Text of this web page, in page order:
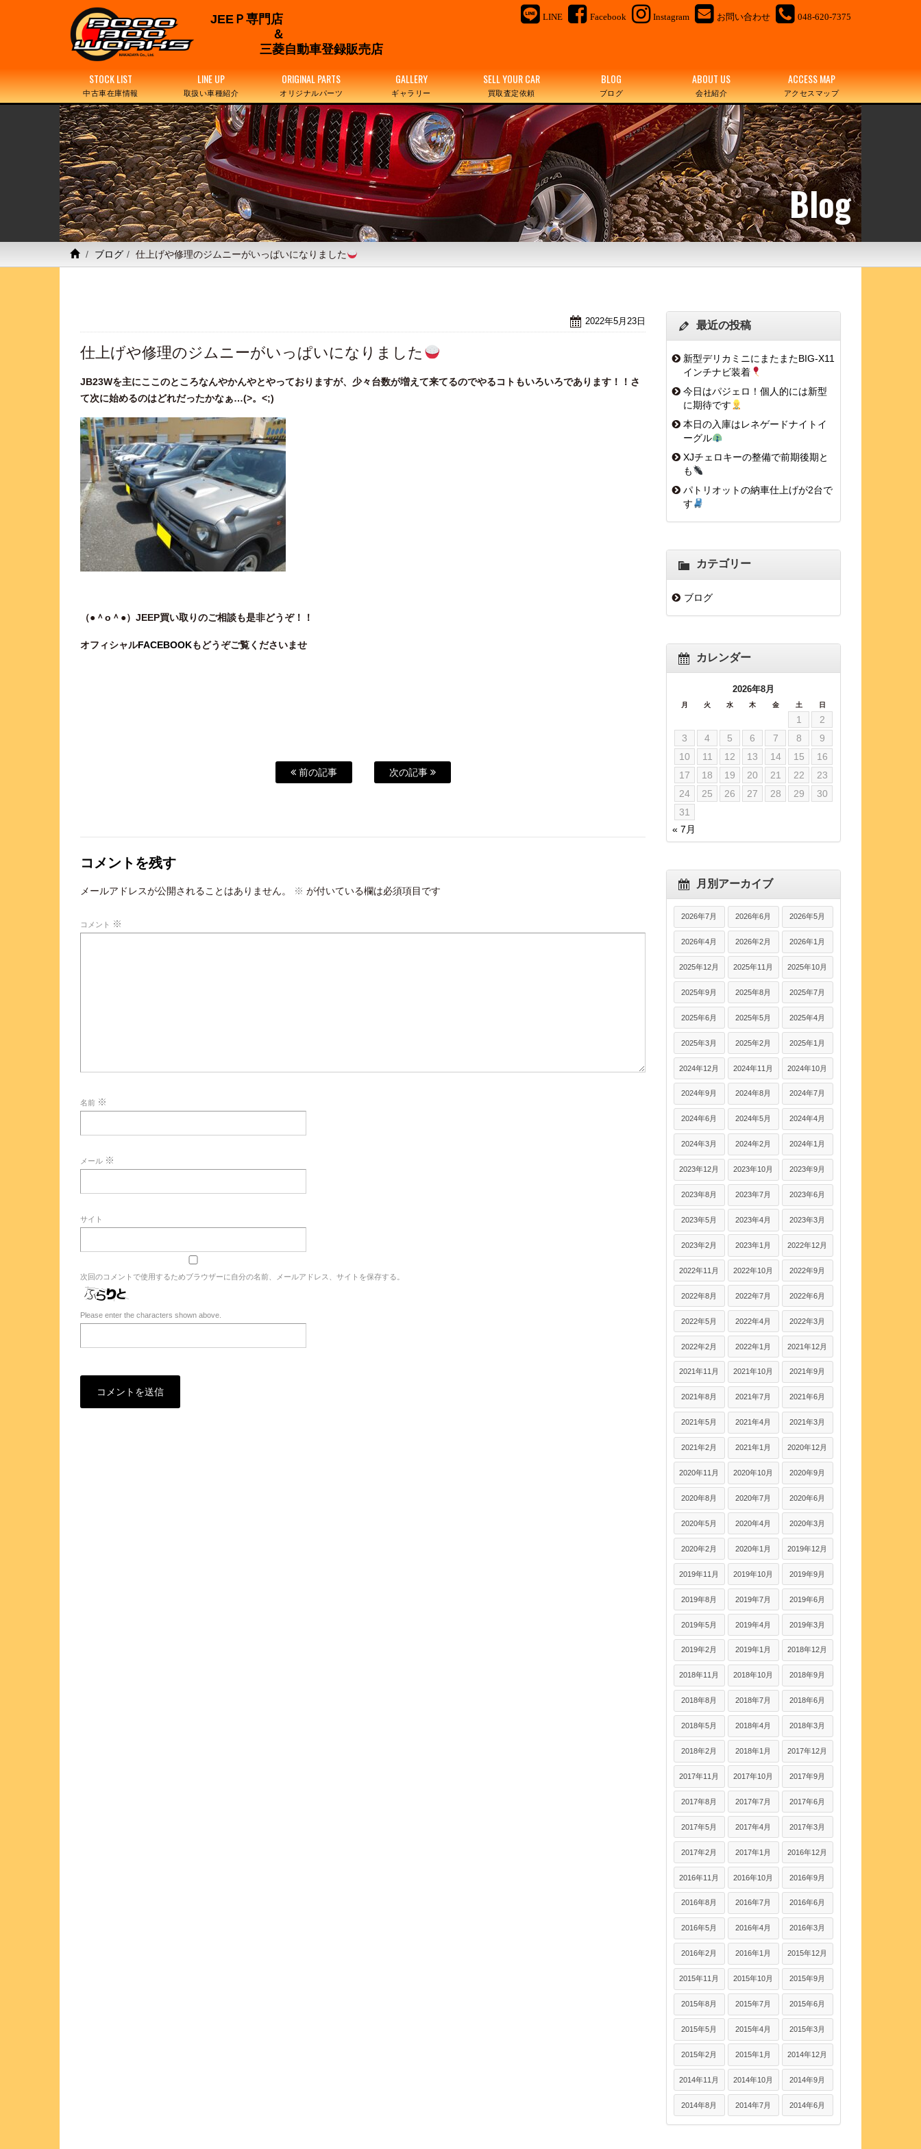
LINE Facebook Instagram お問い合わせ 048-620-7375
JEEＰ専門店
＆
三菱自動車登録販売店
STOCK LIST
中古車在庫情報
LINE UP
取扱い車種紹介
ORIGINAL PARTS
オリジナルパーツ
GALLERY
ギャラリー
SELL YOUR CAR
買取査定依頼
BLOG
ブログ
ABOUT US
会社紹介
ACCESS MAP
アクセスマップ
Blog
ブログ 仕上げや修理のジムニーがいっぱいになりました
2022年5月23日
仕上げや修理のジムニーがいっぱいになりました
JB23Wを主にここのところなんやかんやとやっておりますが、少々台数が増えて来てるのでやるコトもいろいろであります！！さ
て次に始めるのはどれだったかなぁ…(>。<;)
（●＾o ＾●）JEEP買い取りのご相談も是非どうぞ！！
オフィシャルFACEBOOKもどうぞご覧くださいませ
前の記事 次の記事
コメントを残す
メールアドレスが公開されることはありません。 ※ が付いている欄は必須項目です
コメント ※
名前 ※
メール ※
サイト
次回のコメントで使用するためブラウザーに自分の名前、メールアドレス、サイトを保存する。
Please enter the characters shown above.
最近の投稿
新型デリカミニにまたまたBIG-X11
インチナビ装着
今日はパジェロ！個人的には新型
に期待です
本日の入庫はレネゲードナイトイ
ーグル
XJチェロキーの整備で前期後期と
も
パトリオットの納車仕上げが2台で
す
カテゴリー
ブログ
カレンダー
2026年8月
月 火 水 木 金 土 日
1
2
3
4 5 6 7 8
9
10
11 12 13 14 15
16
17
18 19 20 21 22
23
24
25 26 27 28 29
30
31
« 7月
月別アーカイブ
2026年7月 2026年6月 2026年5月
2026年4月 2026年2月 2026年1月
2025年12月 2025年11月 2025年10月
2025年9月 2025年8月 2025年7月
2025年6月 2025年5月 2025年4月
2025年3月 2025年2月 2025年1月
2024年12月 2024年11月 2024年10月
2024年9月 2024年8月 2024年7月
2024年6月 2024年5月 2024年4月
2024年3月 2024年2月 2024年1月
2023年12月 2023年10月 2023年9月
2023年8月 2023年7月 2023年6月
2023年5月 2023年4月 2023年3月
2023年2月 2023年1月 2022年12月
2022年11月 2022年10月 2022年9月
2022年8月 2022年7月 2022年6月
2022年5月 2022年4月 2022年3月
2022年2月 2022年1月 2021年12月
2021年11月 2021年10月 2021年9月
2021年8月 2021年7月 2021年6月
2021年5月 2021年4月 2021年3月
2021年2月 2021年1月 2020年12月
2020年11月 2020年10月 2020年9月
2020年8月 2020年7月 2020年6月
2020年5月 2020年4月 2020年3月
2020年2月 2020年1月 2019年12月
2019年11月 2019年10月 2019年9月
2019年8月 2019年7月 2019年6月
2019年5月 2019年4月 2019年3月
2019年2月 2019年1月 2018年12月
2018年11月 2018年10月 2018年9月
2018年8月 2018年7月 2018年6月
2018年5月 2018年4月 2018年3月
2018年2月 2018年1月 2017年12月
2017年11月 2017年10月 2017年9月
2017年8月 2017年7月 2017年6月
2017年5月 2017年4月 2017年3月
2017年2月 2017年1月 2016年12月
2016年11月 2016年10月 2016年9月
2016年8月 2016年7月 2016年6月
2016年5月 2016年4月 2016年3月
2016年2月 2016年1月 2015年12月
2015年11月 2015年10月 2015年9月
2015年8月 2015年7月 2015年6月
2015年5月 2015年4月 2015年3月
2015年2月 2015年1月 2014年12月
2014年11月 2014年10月 2014年9月
2014年8月 2014年7月 2014年6月